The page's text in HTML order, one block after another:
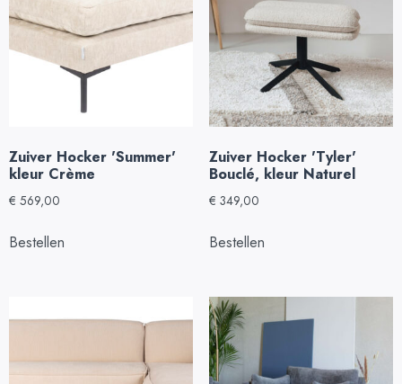
Zuiver Hocker 'Summer'
kleur Crème
€ 569,00
Bestellen
Zuiver Hocker 'Tyler'
Bouclé, kleur Naturel
€ 349,00
Bestellen